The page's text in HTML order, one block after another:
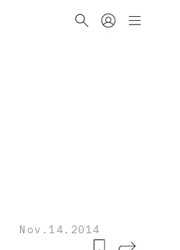
Nov.14.2014